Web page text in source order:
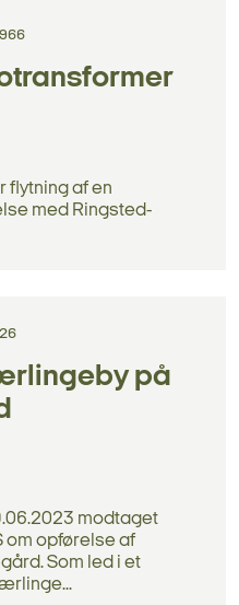
flytning af en
med Ringsted-
på
modtaget
om opførelse af
Som led i et